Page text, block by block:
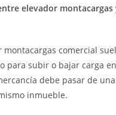
elevador
montacargas comercial
para subir o bajar carga
debe pasar de
inmueble.